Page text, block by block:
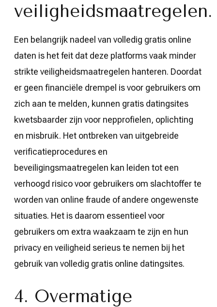
veiligheidsmaatregelen.
Een belangrijk nadeel van volledig gratis online
daten is het feit dat deze platforms vaak minder
strikte veiligheidsmaatregelen hanteren. Doordat
er geen financiële drempel is voor gebruikers om
zich aan te melden, kunnen gratis datingsites
kwetsbaarder zijn voor nepprofielen, oplichting
en misbruik. Het ontbreken van uitgebreide
verificatieprocedures en
beveiligingsmaatregelen kan leiden tot een
verhoogd risico voor gebruikers om slachtoffer te
worden van online fraude of andere ongewenste
situaties. Het is daarom essentieel voor
gebruikers om extra waakzaam te zijn en hun
privacy en veiligheid serieus te nemen bij het
gebruik van volledig gratis online datingsites.
4. Overmatige